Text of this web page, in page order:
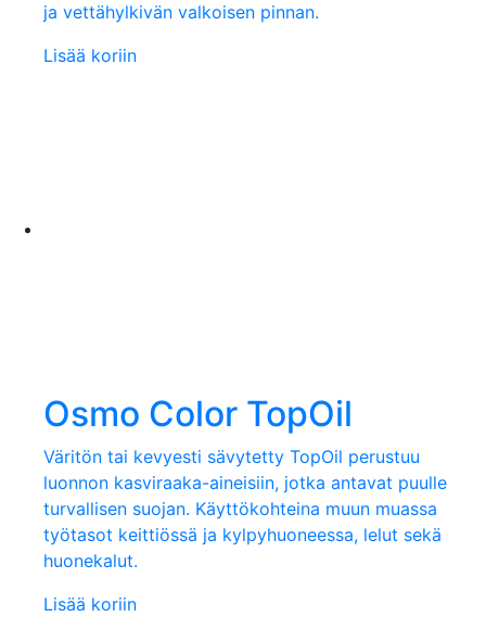
ja vettähylkivän valkoisen pinnan.
Lisää koriin
Osmo Color TopOil
Väritön tai kevyesti sävytetty TopOil perustuu
luonnon kasviraaka-aineisiin, jotka antavat puulle
turvallisen suojan. Käyttökohteina muun muassa
työtasot keittiössä ja kylpyhuoneessa, lelut sekä
huonekalut.
Lisää koriin